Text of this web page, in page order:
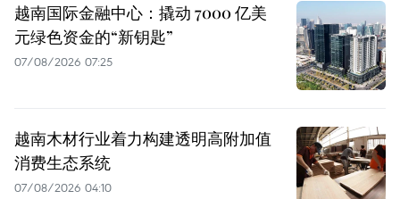
越南国际金融中心：撬动 7000 亿美
元绿色资金的“新钥匙”
07/08/2026 07:25
越南木材行业着力构建透明高附加值
消费生态系统
07/08/2026 04:10